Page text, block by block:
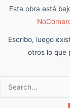
Esta obra está
Escribo, luego
otros lo que
Buscar: